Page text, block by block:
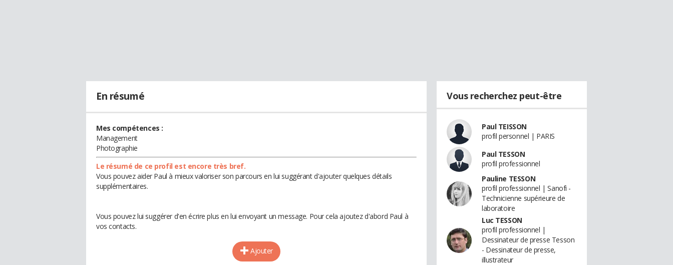
En résumé
Mes compétences :
Management
Photographie
Le résumé de ce profil est encore très bref.
Vous pouvez aider Paul à mieux valoriser son parcours en lui suggérant d'ajouter quelques détails
supplémentaires.
Vous pouvez lui suggérer d'en écrire plus en lui envoyant un message. Pour cela ajoutez d'abord Paul à
vos contacts.
Ajouter
Vous recherchez peut-être
Paul TEISSON
profil personnel | PARIS
Paul TESSON
profil professionnel
Pauline TESSON
profil professionnel | Sanofi -
Technicienne supérieure de
laboratoire
Luc TESSON
profil professionnel |
Dessinateur de presse Tesson
- Dessinateur de presse,
illustrateur